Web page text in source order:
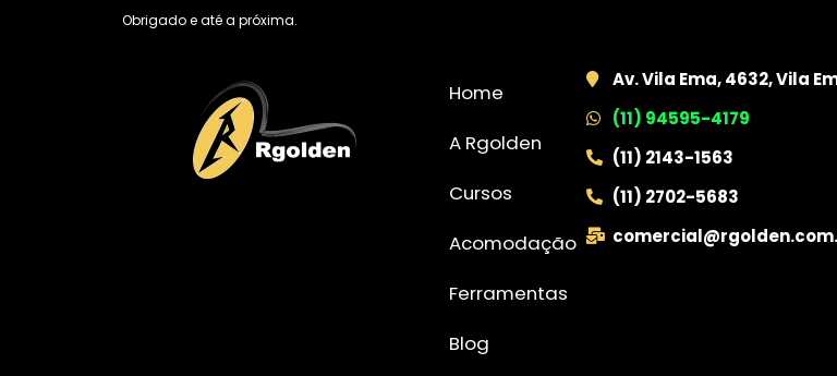
Obrigado e até a próxima.
Home
A Rgolden
Cursos
Acomodação
Ferramentas
Blog
Av. Vila Ema, 4632, Vila
(11) 94595-4179
(11) 2143-1563
(11) 2702-5683